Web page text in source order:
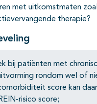
met uitkomstmaten
therapie?
bij patiënten met
rondom wel of
score kan
risico score;